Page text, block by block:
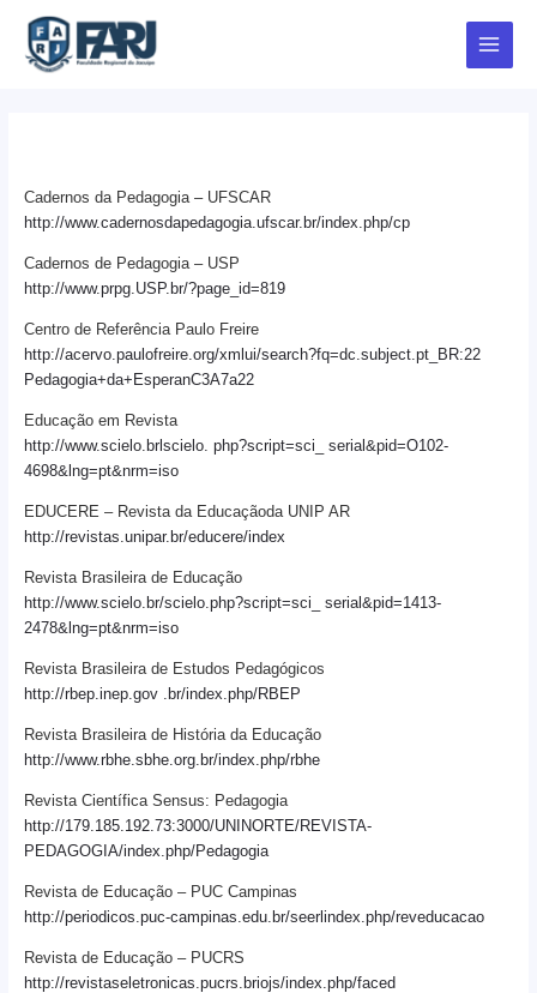
Main
Menu
Cadernos da Pedagogia – UFSCAR
http://www.cadernosdapedagogia.ufscar.br/index.php/cp
Cadernos de Pedagogia – USP
http://www.prpg.USP.br/?page_id=819
Centro de Referência Paulo Freire
http://acervo.paulofreire.org/xmlui/search?fq=dc.subject.pt_BR:22
Pedagogia+da+EsperanC3A7a22
Educação em Revista
http://www.scielo.brlscielo. php?script=sci_ serial&pid=O102-
4698&lng=pt&nrm=iso
EDUCERE – Revista da Educaçãoda UNIP AR
http://revistas.unipar.br/educere/index
Revista Brasileira de Educação
http://www.scielo.br/scielo.php?script=sci_ serial&pid=1413-
2478&lng=pt&nrm=iso
Revista Brasileira de Estudos Pedagógicos
http://rbep.inep.gov .br/index.php/RBEP
Revista Brasileira de História da Educação
http://www.rbhe.sbhe.org.br/index.php/rbhe
Revista Científica Sensus: Pedagogia
http://179.185.192.73:3000/UNINORTE/REVISTA-
PEDAGOGIA/index.php/Pedagogia
Revista de Educação – PUC Campinas
http://periodicos.puc-campinas.edu.br/seerlindex.php/reveducacao
Revista de Educação – PUCRS
http://revistaseletronicas.pucrs.briojs/index.php/faced